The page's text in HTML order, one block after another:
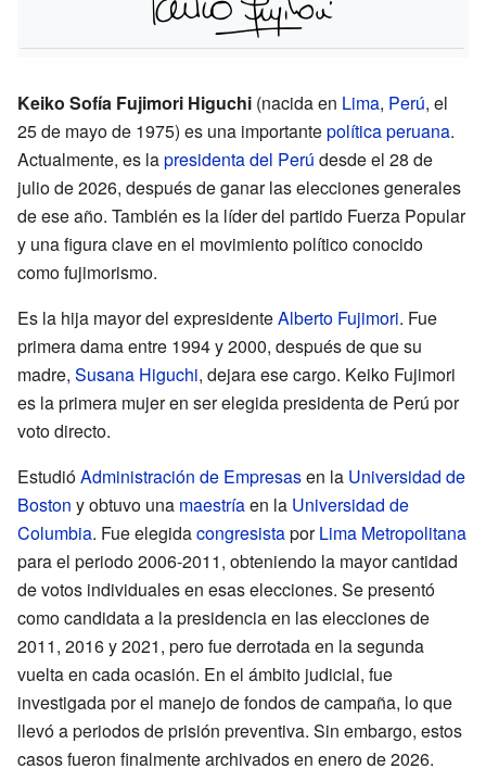
Keiko Sofía Fujimori Higuchi (nacida en Lima, Perú, el
25 de mayo de 1975) es una importantepolíticaperuana.
Actualmente, es lapresidenta del Perú desde el 28 de
julio de 2026, después de ganar las elecciones generales
de ese año. También es la líder del partido Fuerza Popular
y una figura clave en el movimiento político conocido
como fujimorismo.
Es la hija mayor del expresidenteAlberto Fujimori. Fue
primera dama entre 1994 y 2000, después de que su
madre, Susana Higuchi, dejara ese cargo. Keiko Fujimori
es la primera mujer en ser elegida presidenta de Perú por
voto directo.
EstudióAdministración de Empresasen la Universidad de
Boston y obtuvo una maestríaen la Universidad de
Columbia. Fue elegidacongresistaporLima Metropolitana
para el periodo 2006-2011, obteniendo la mayor cantidad
de votos individuales en esas elecciones. Se presentó
como candidata a la presidencia en las elecciones de
2011, 2016 y 2021, pero fue derrotada en la segunda
vuelta en cada ocasión. En el ámbito judicial, fue
investigada por el manejo de fondos de campaña, lo que
llevó a periodos de prisión preventiva. Sin embargo, estos
casos fueron finalmente archivados en enero de 2026.